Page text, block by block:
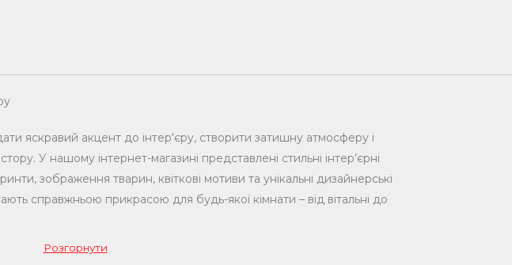
яскравий акцент до інтер'єру, створити затишну атмосферу і
У нашому інтернет-магазині представлені стильні інтер’єрні
зображення тварин, квіткові мотиви та унікальні дизайнерські
справжньою прикрасою для будь-якої кімнати – від вітальні до
які додають інтер'єру динаміки і характеру. Це стильні акценти для
Розгорнути